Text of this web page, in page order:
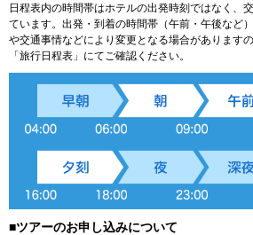
日程表内の時間帯はホテルの出発時刻ではなく、
ています。出発・到着の時間帯（午前・午後など
や交通事情などにより変更となる場合があります
「旅行日程表」にてご確認ください。
■ツアーのお申し込みについて